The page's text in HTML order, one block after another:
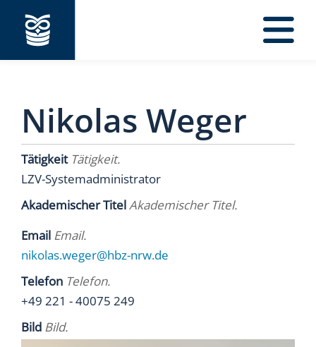
Nikolas Weger
Tätigkeit Tätigkeit.
LZV-Systemadministrator
Akademischer TitelAkademischer Titel.
Email Email.
nikolas.weger@hbz-nrw.de
Telefon Telefon.
+49 221 - 40075 249
Bild Bild.